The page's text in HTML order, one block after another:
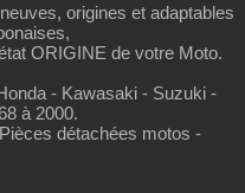
origines et adaptables
ORIGINE de votre Moto.
- Kawasaki - Suzuki -
à 2000.
détachées motos -